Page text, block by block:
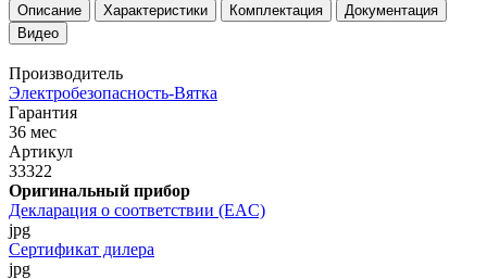
Описание Характеристики Комплектация
Документация
Видео
Производитель
Электробезопасность-Вятка
Гарантия
36 мес
Артикул
33322
Оригинальный прибор
Декларация о соответствии (EAC)
jpg
Сертификат дилера
jpg